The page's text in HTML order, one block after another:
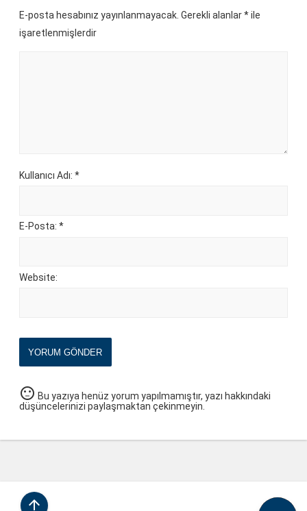
E-posta hesabınız yayınlanmayacak. Gerekli alanlar*ile
işaretlenmişlerdir
Kullanıcı Adı: *
E-Posta: *
Website:
YORUM GÖNDER
sentiment_neutral Bu yazıya henüz yorum yapılmamıştır, yazı hakkındaki
düşüncelerinizi paylaşmaktan çekinmeyin.
